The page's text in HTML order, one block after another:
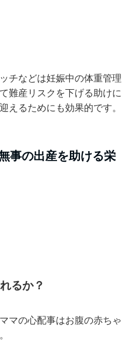
チなどは妊娠中の体重管理
難産リスクを下げる助けに
えるためにも効果的です。
事の出産を助ける栄
るか？
マの心配事はお腹の赤ちゃ